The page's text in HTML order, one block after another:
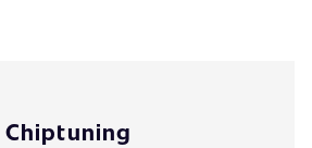
Chiptuning